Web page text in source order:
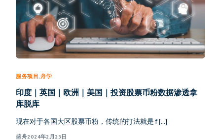
服务项目,舟学
印度｜英国｜欧洲｜美国｜投资股票币粉数据渗透拿
库脱库
现在对于各国大区股票币粉，传统的打法就是 f […]
盛舟2024年2月23日